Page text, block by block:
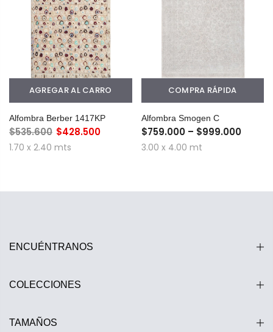
AGREGAR AL CARRO
Alfombra Berber 1417KP
$535.600 $428.500
1.70 x 2.40 mts
COMPRA RÁPIDA
Alfombra Smogen C
$759.000 – $999.000
3.00 x 4.00 mt
ENCUÉNTRANOS
COLECCIONES
TAMAÑOS